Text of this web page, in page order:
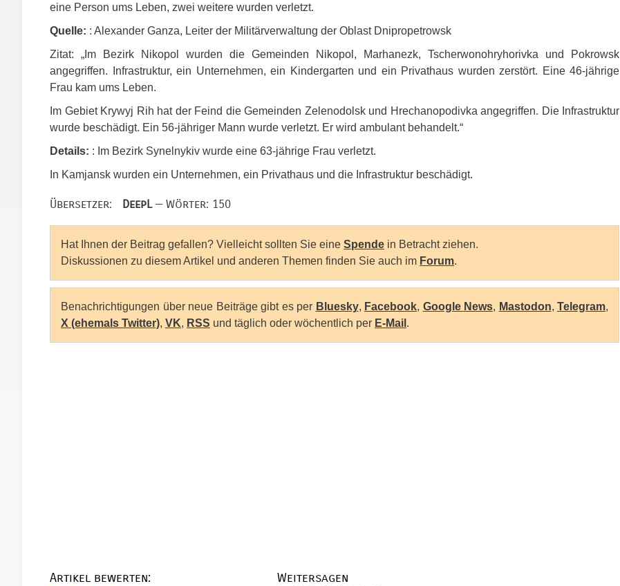
eine Person ums Leben, zwei weitere wurden verletzt.
Quelle: : Alexander Ganza, Leiter der Militärverwaltung der Oblast Dnipropetrowsk
Zitat: „Im Bezirk Nikopol wurden die Gemeinden Nikopol, Marhanezk, Tscherwonohryhorivka und Pokrowsk
angegriffen. Infrastruktur, ein Unternehmen, ein Kindergarten und ein Privathaus wurden zerstört. Eine 46-jährige
Frau kam ums Leben.
Im Gebiet Krywyj Rih hat der Feind die Gemeinden Zelenodolsk und Hrechanopodivka angegriffen. Die Infrastruktur
wurde beschädigt. Ein 56-jähriger Mann wurde verletzt. Er wird ambulant behandelt.“
Details: : Im Bezirk Synelnykiv wurde eine 63-jährige Frau verletzt.
In Kamjansk wurden ein Unternehmen, ein Privathaus und die Infrastruktur beschädigt.
Übersetzer: DeepL— Wörter: 150
Hat Ihnen der Beitrag gefallen? Vielleicht sollten Sie eine Spende in Betracht ziehen.
Diskussionen zu diesem Artikel und anderen Themen finden Sie auch im Forum.
Benachrichtigungen über neue Beiträge gibt es per Bluesky, Facebook, Google News, Mastodon, Telegram,
X (ehemals Twitter), VK, RSS und täglich oder wöchentlich per E-Mail .
Artikel bewerten: Weitersagen